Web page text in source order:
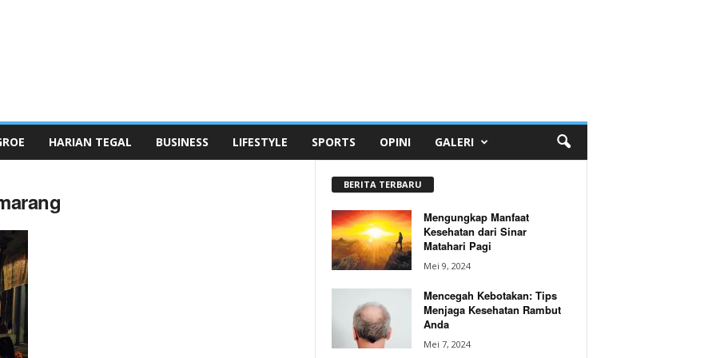
HARIAN TEGAL BUSINESS LIFESTYLE SPORTS OPINI GALERI
BERITA TERBARU
Mengungkap Manfaat
Kesehatan dari Sinar
Matahari Pagi
Mei 9, 2024
Mencegah Kebotakan: Tips
Menjaga Kesehatan Rambut
Anda
Mei 7, 2024